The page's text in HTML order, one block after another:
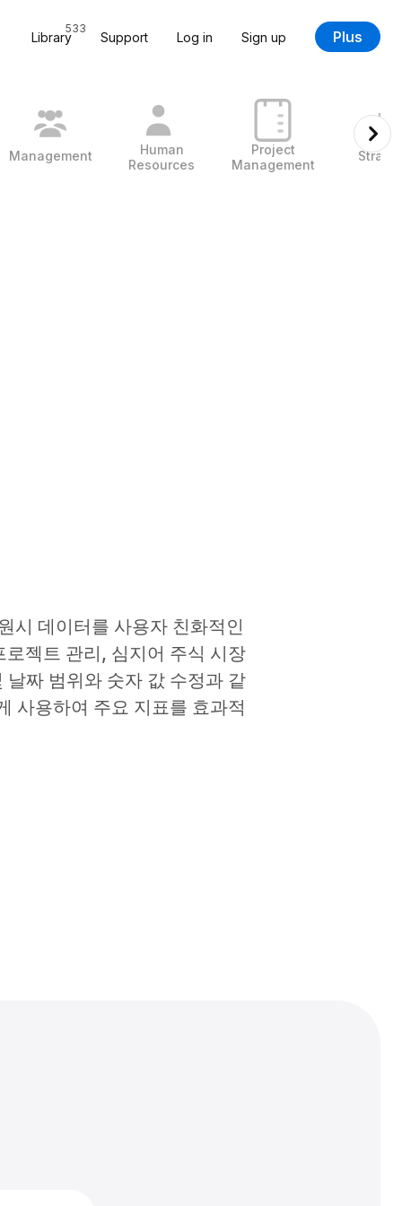
Library
533
Support Log in Sign up Plus
Management
Human
Resources
Project
Management
시 데이터를 사용자 친화적인
젝트 관리, 심지어 주식 시장
짜 범위와 숫자 값 수정과 같
사용하여 주요 지표를 효과적